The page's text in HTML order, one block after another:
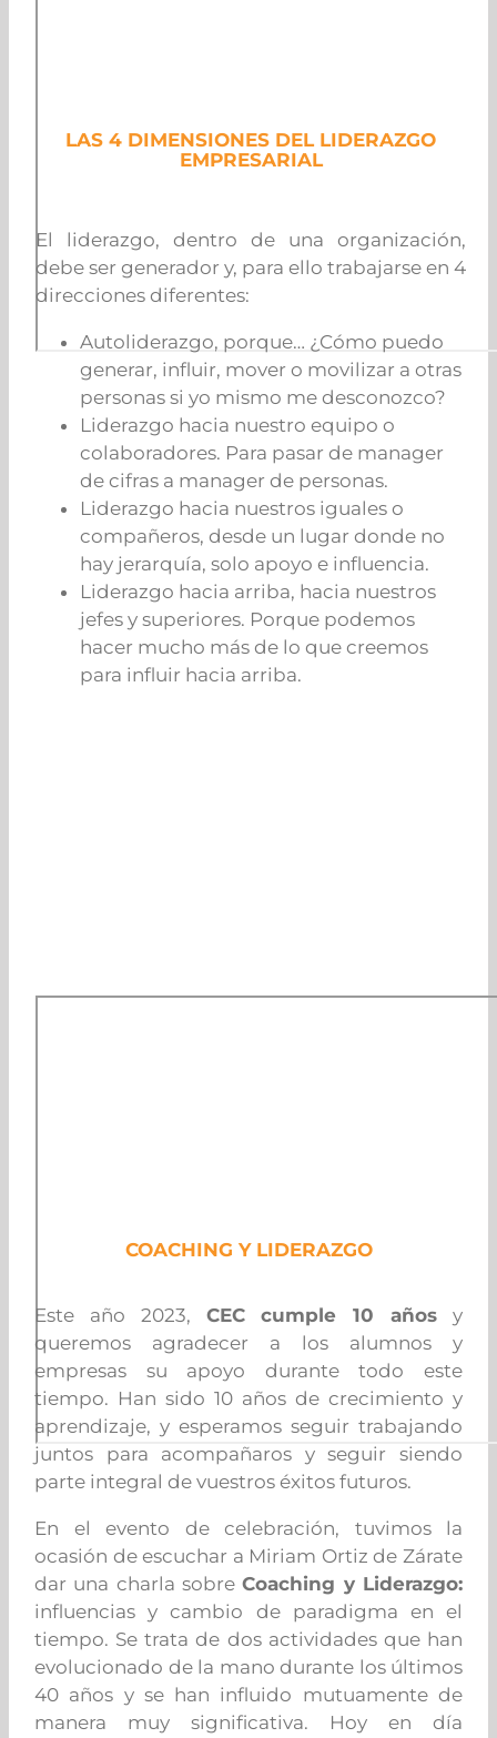
LAS 4 DIMENSIONES DEL LIDERAZGO
EMPRESARIAL
El liderazgo, dentro de una organización,
debe ser generador y, para ello trabajarse en 4
direcciones diferentes:
Autoliderazgo, porque… ¿Cómo puedo
generar, influir, mover o movilizar a otras
personas si yo mismo me desconozco?
Liderazgo hacia nuestro equipo o
colaboradores. Para pasar de manager
de cifras a manager de personas.
Liderazgo hacia nuestros iguales o
compañeros, desde un lugar donde no
hay jerarquía, solo apoyo e influencia.
Liderazgo hacia arriba, hacia nuestros
jefes y superiores. Porque podemos
hacer mucho más de lo que creemos
para influir hacia arriba.
COACHING Y LIDERAZGO
Este año 2023, CEC cumple 10 años y
queremos agradecer a los alumnos y
empresas su apoyo durante todo este
tiempo. Han sido 10 años de crecimiento y
aprendizaje, y esperamos seguir trabajando
juntos para acompañaros y seguir siendo
parte integral de vuestros éxitos futuros.
En el evento de celebración, tuvimos la
ocasión de escuchar a Miriam Ortiz de Zárate
dar una charla sobreCoaching y Liderazgo:
influencias y cambio de paradigma en el
tiempo. Se trata de dos actividades que han
evolucionado de la mano durante los últimos
40 años y se han influido mutuamente de
manera muy significativa. Hoy en día